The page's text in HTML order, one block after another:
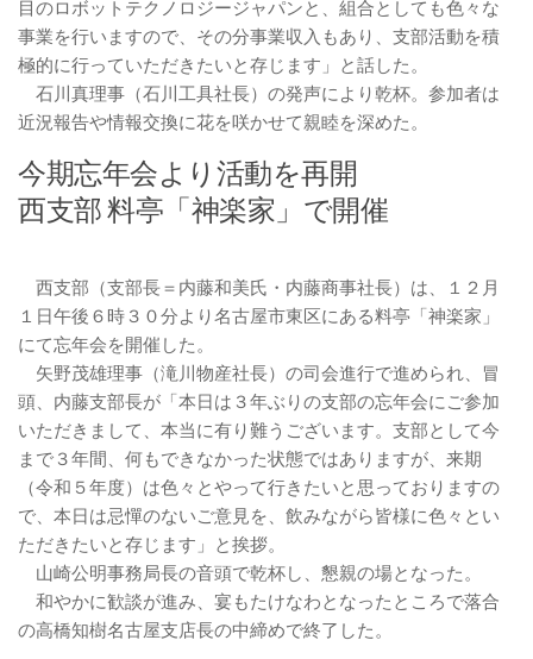
目のロボットテクノロジージャパンと、組合としても色々な
事業を行いますので、その分事業収入もあり、支部活動を積
極的に行っていただきたいと存じます」と話した。
石川真理事（石川工具社長）の発声により乾杯。参加者は
近況報告や情報交換に花を咲かせて親睦を深めた。
今期忘年会より活動を再開
西支部 料亭「神楽家」で開催
西支部（支部長＝内藤和美氏・内藤商事社長）は、１２月
１日午後６時３０分より名古屋市東区にある料亭「神楽家」
にて忘年会を開催した。
矢野茂雄理事（滝川物産社長）の司会進行で進められ、冒
頭、内藤支部長が「本日は３年ぶりの支部の忘年会にご参加
いただきまして、本当に有り難うございます。支部として今
まで３年間、何もできなかった状態ではありますが、来期
（令和５年度）は色々とやって行きたいと思っておりますの
で、本日は忌憚のないご意見を、飲みながら皆様に色々とい
ただきたいと存じます」と挨拶。
山崎公明事務局長の音頭で乾杯し、懇親の場となった。
和やかに歓談が進み、宴もたけなわとなったところで落合
の高橋知樹名古屋支店長の中締めで終了した。